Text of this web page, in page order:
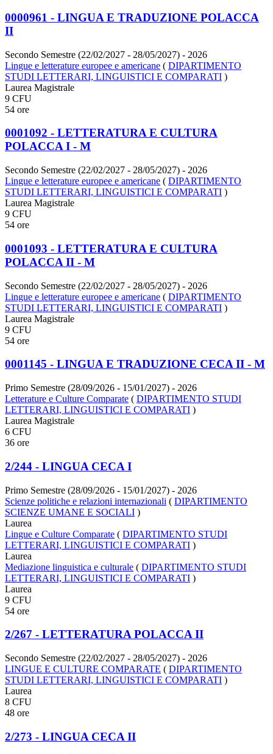
0000961 - LINGUA E TRADUZIONE POLACCA
II
Secondo Semestre (22/02/2027 - 28/05/2027) - 2026
Lingue e letterature europee e americane ( DIPARTIMENTO
STUDI LETTERARI, LINGUISTICI E COMPARATI )
Laurea Magistrale
9 CFU
54 ore
0001092 - LETTERATURA E CULTURA
POLACCA I - M
Secondo Semestre (22/02/2027 - 28/05/2027) - 2026
Lingue e letterature europee e americane ( DIPARTIMENTO
STUDI LETTERARI, LINGUISTICI E COMPARATI )
Laurea Magistrale
9 CFU
54 ore
0001093 - LETTERATURA E CULTURA
POLACCA II - M
Secondo Semestre (22/02/2027 - 28/05/2027) - 2026
Lingue e letterature europee e americane ( DIPARTIMENTO
STUDI LETTERARI, LINGUISTICI E COMPARATI )
Laurea Magistrale
9 CFU
54 ore
0001145 - LINGUA E TRADUZIONE CECA II - M
Primo Semestre (28/09/2026 - 15/01/2027) - 2026
Letterature e Culture Comparate ( DIPARTIMENTO STUDI
LETTERARI, LINGUISTICI E COMPARATI )
Laurea Magistrale
6 CFU
36 ore
2/244 - LINGUA CECA I
Primo Semestre (28/09/2026 - 15/01/2027) - 2026
Scienze politiche e relazioni internazionali ( DIPARTIMENTO
SCIENZE UMANE E SOCIALI )
Laurea
Lingue e Culture Comparate ( DIPARTIMENTO STUDI
LETTERARI, LINGUISTICI E COMPARATI )
Laurea
Mediazione linguistica e culturale ( DIPARTIMENTO STUDI
LETTERARI, LINGUISTICI E COMPARATI )
Laurea
9 CFU
54 ore
2/267 - LETTERATURA POLACCA II
Secondo Semestre (22/02/2027 - 28/05/2027) - 2026
LINGUE E CULTURE COMPARATE ( DIPARTIMENTO
STUDI LETTERARI, LINGUISTICI E COMPARATI )
Laurea
8 CFU
48 ore
2/273 - LINGUA CECA II